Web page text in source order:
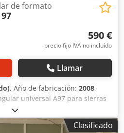
de formato
590 €
precio fijo IVA no incluído
Llamar
, Año de fabricación: 2008,
universal A97 para sierras
cerrada se realizan
de corte, ambos perfiles
sincronizada. Los cortesClasificado